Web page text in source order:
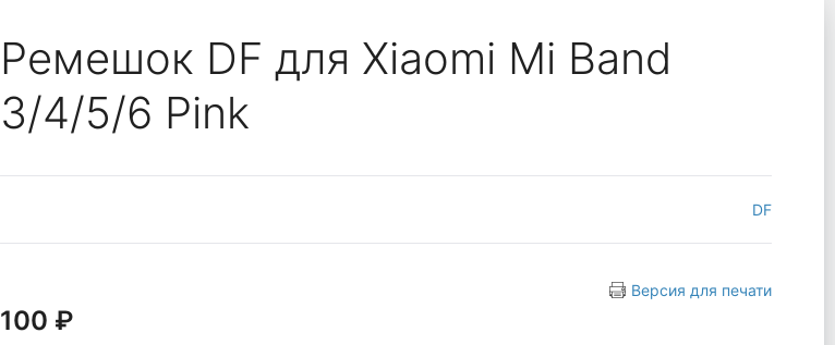
Ремешок DF для Xiaomi Mi Band
3/4/5/6 Pink
DF
Версия для печати
100 ₽